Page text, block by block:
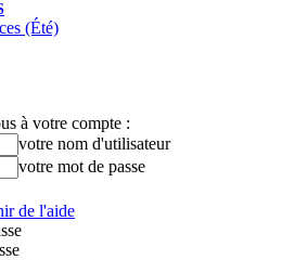
(Été)
à votre compte :
votre nom d'utilisateur
votre mot de passe
de l'aide